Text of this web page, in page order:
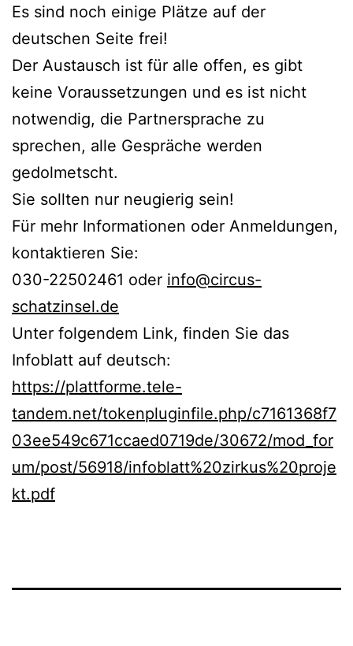
Es sind noch einige Plätze auf der
deutschen Seite frei!
Der Austausch ist für alle offen, es gibt
keine Voraussetzungen und es ist nicht
notwendig, die Partnersprache zu
sprechen, alle Gespräche werden
gedolmetscht.
Sie sollten nur neugierig sein!
Für mehr Informationen oder Anmeldungen,
kontaktieren Sie:
030-22502461 oder info@circus-
schatzinsel.de
Unter folgendem Link, finden Sie das
Infoblatt auf deutsch:
https://plattforme.tele-
tandem.net/tokenpluginfile.php/c7161368f7
03ee549c671ccaed0719de/30672/mod_for
um/post/56918/infoblatt%20zirkus%20proje
kt.pdf